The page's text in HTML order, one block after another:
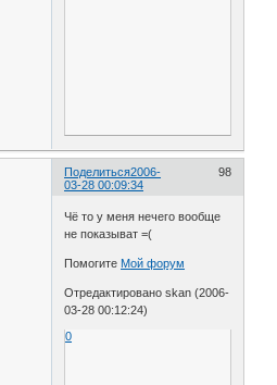
Поделиться 98
2006-
03-28 00:09:34
Чё то у меня нечего вообще
не показыват =(
Помогите Мой форум
Отредактировано skan (2006-
03-28 00:12:24)
0